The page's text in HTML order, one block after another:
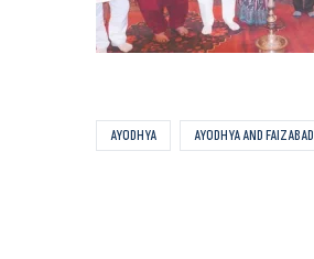
AYODHYA AYODHYA AND FAIZABAD